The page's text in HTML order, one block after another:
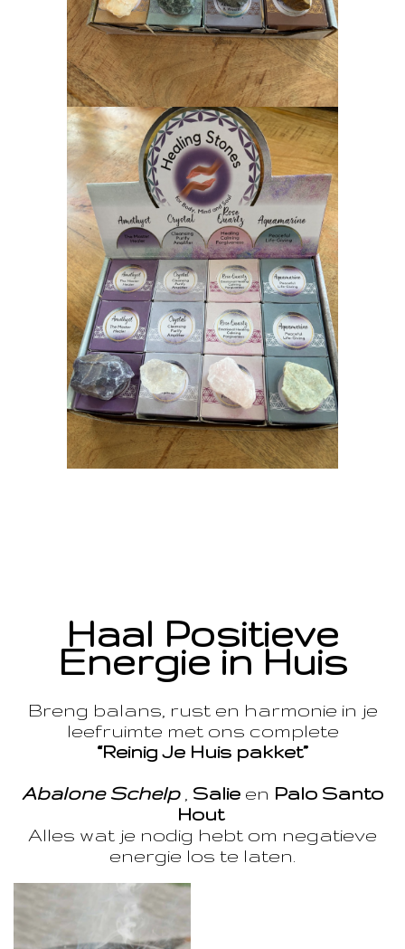
Haal Positieve
Energie in Huis
Breng balans, rust en harmonie in je
leefruimte met ons complete
“Reinig Je Huis pakket”
Abalone Schelp, Salie en Palo Santo
Hout
Alles wat je nodig hebt om negatieve
energie los te laten.